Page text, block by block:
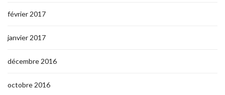
février 2017
janvier 2017
décembre 2016
octobre 2016